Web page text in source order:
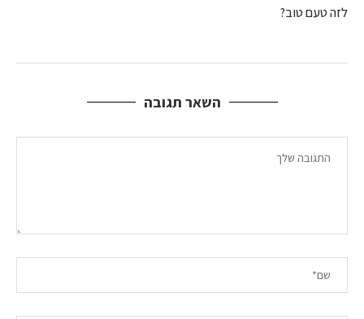
לזה טעם טוב?
השאר תגובה